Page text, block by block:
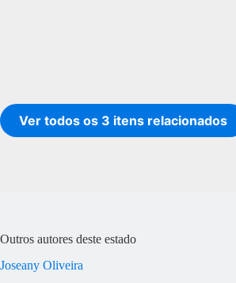
Ver todos os 3 itens relacionados
Outros autores deste estado
Joseany Oliveira